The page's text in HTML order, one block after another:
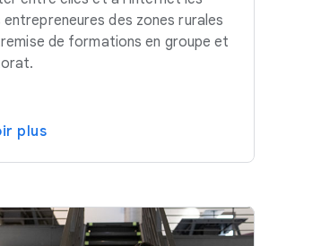
des zones rurales
de formations en groupe et
plus